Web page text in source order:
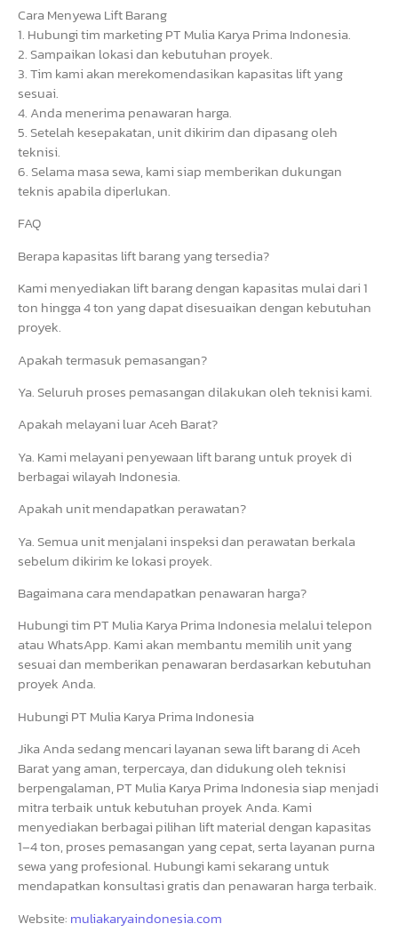
Cara Menyewa Lift Barang
1. Hubungi tim marketing PT Mulia Karya Prima Indonesia.
2. Sampaikan lokasi dan kebutuhan proyek.
3. Tim kami akan merekomendasikan kapasitas lift yang
sesuai.
4. Anda menerima penawaran harga.
5. Setelah kesepakatan, unit dikirim dan dipasang oleh
teknisi.
6. Selama masa sewa, kami siap memberikan dukungan
teknis apabila diperlukan.
FAQ
Berapa kapasitas lift barang yang tersedia?
Kami menyediakan lift barang dengan kapasitas mulai dari 1
ton hingga 4 ton yang dapat disesuaikan dengan kebutuhan
proyek.
Apakah termasuk pemasangan?
Ya. Seluruh proses pemasangan dilakukan oleh teknisi kami.
Apakah melayani luar Aceh Barat?
Ya. Kami melayani penyewaan lift barang untuk proyek di
berbagai wilayah Indonesia.
Apakah unit mendapatkan perawatan?
Ya. Semua unit menjalani inspeksi dan perawatan berkala
sebelum dikirim ke lokasi proyek.
Bagaimana cara mendapatkan penawaran harga?
Hubungi tim PT Mulia Karya Prima Indonesia melalui telepon
atau WhatsApp. Kami akan membantu memilih unit yang
sesuai dan memberikan penawaran berdasarkan kebutuhan
proyek Anda.
Hubungi PT Mulia Karya Prima Indonesia
Jika Anda sedang mencari layanan sewa lift barang di Aceh
Barat yang aman, terpercaya, dan didukung oleh teknisi
berpengalaman, PT Mulia Karya Prima Indonesia siap menjadi
mitra terbaik untuk kebutuhan proyek Anda. Kami
menyediakan berbagai pilihan lift material dengan kapasitas
1–4 ton, proses pemasangan yang cepat, serta layanan purna
sewa yang profesional. Hubungi kami sekarang untuk
mendapatkan konsultasi gratis dan penawaran harga terbaik.
Website: muliakaryaindonesia.com